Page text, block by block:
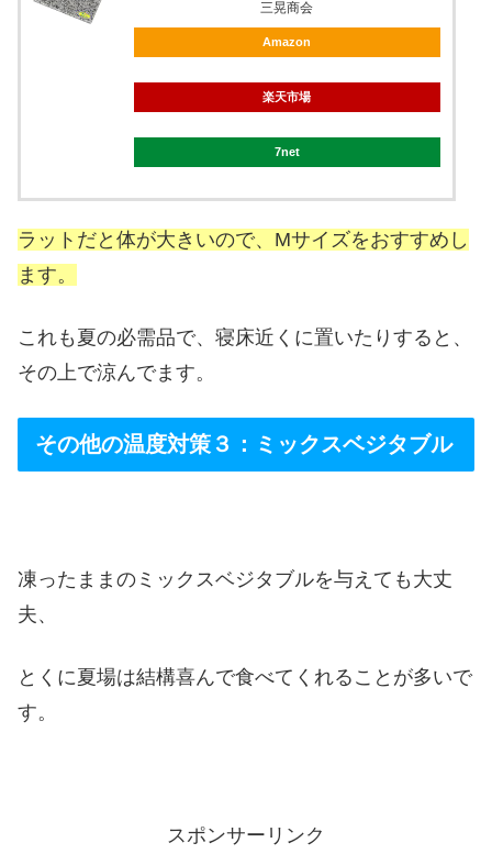
三晃商会
Amazon
楽天市場
7net
ラットだと体が大きいので、Mサイズをおすすめし
ます。
これも夏の必需品で、寝床近くに置いたりすると、
その上で涼んでます。
その他の温度対策３：ミックスベジタブル
凍ったままのミックスベジタブルを与えても大丈
夫、
とくに夏場は結構喜んで食べてくれることが多いで
す。
スポンサーリンク